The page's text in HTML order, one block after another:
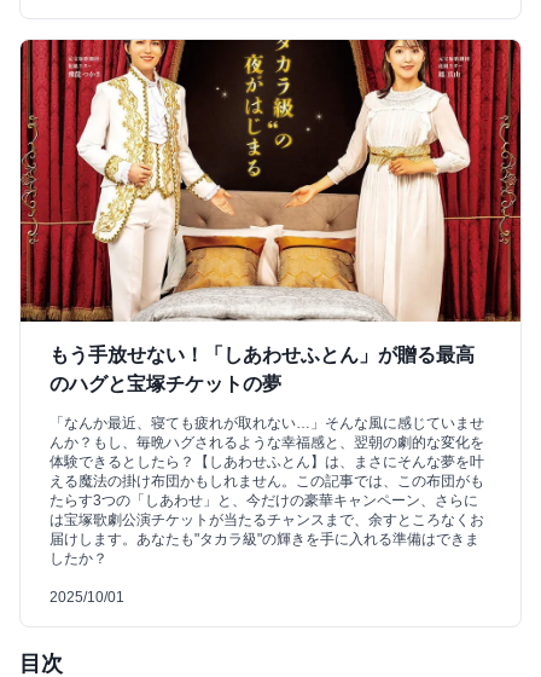
もう手放せない！「しあわせふとん」が贈る最高
のハグと宝塚チケットの夢
「なんか最近、寝ても疲れが取れない…」そんな風に感じていませ
んか？もし、毎晩ハグされるような幸福感と、翌朝の劇的な変化を
体験できるとしたら？【しあわせふとん】は、まさにそんな夢を叶
える魔法の掛け布団かもしれません。この記事では、この布団がも
たらす3つの「しあわせ」と、今だけの豪華キャンペーン、さらに
は宝塚歌劇公演チケットが当たるチャンスまで、余すところなくお
届けします。あなたも"タカラ級"の輝きを手に入れる準備はできま
したか？
2025/10/01
目次